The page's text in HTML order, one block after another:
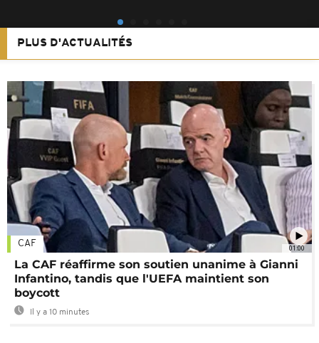
PLUS D'ACTUALITÉS
01:00
CAF
La CAF réaffirme son soutien unanime à Gianni
Infantino, tandis que l'UEFA maintient son
boycott
Il y a 10 minutes